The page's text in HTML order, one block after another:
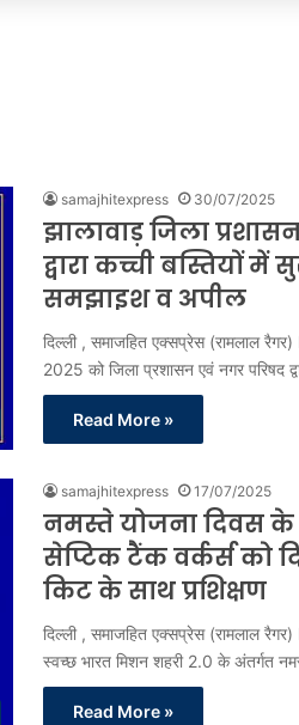
samajhitexpress 30/07/2025
झालावाड़ जिला
द्वारा कच्ची बस्तियों में
समझाइश व अपील
दिल्ली , समाजहित एक्सप्रेस (रामलाल
2025 को जिला प्रशासन एवं नगर परिषद
Read More »
samajhitexpress 17/07/2025
नमस्ते योजना दिवस के
सेप्टिक टैंक वर्कर्स को
किट के साथ प्रशिक्षण
दिल्ली , समाजहित एक्सप्रेस (रामलाल रैगर) l
स्वच्छ भारत मिशन शहरी 2.0 के अंतर्गत
Read More »